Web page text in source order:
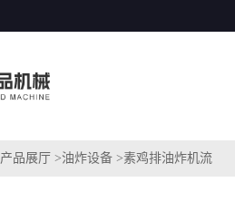
产品展厅 >油炸设备 >素鸡排油炸机流